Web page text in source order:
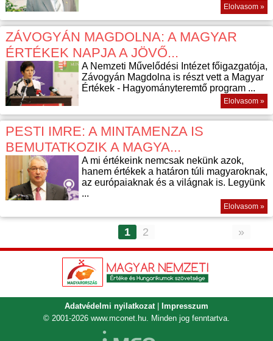
Elolvasom »
ZÁVOGYÁN MAGDOLNA: A MAGYAR
ÉRTÉKEK NAPJA A JÖVŐ...
A Nemzeti Művelődési Intézet főigazgatója,
Závogyán Magdolna is részt vett a Magyar
Értékek - Hagyományteremtő program ...
Elolvasom »
PESTI IMRE: A MINTAMENZA IS
BEMUTATKOZIK A MAGYA...
A mi értékeink nemcsak nekünk azok,
hanem értékek a határon túli magyaroknak,
az európaiaknak és a világnak is. Legyünk
...
Elolvasom »
1 2 »
Adatvédelmi nyilatkozat|
Impresszum
© 2001-2026 www.mconet.hu. Minden jog fenntartva.